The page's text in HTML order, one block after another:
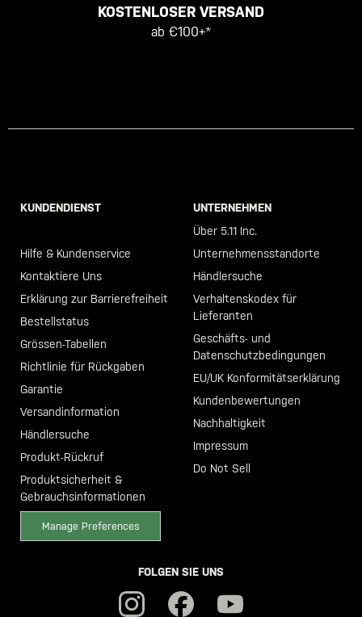
KOSTENLOSER VERSAND
ab €100+*
KUNDENDIENST
Hilfe & Kundenservice
Kontaktiere Uns
Erklärung zur Barrierefreiheit
Bestellstatus
Grössen-Tabellen
Richtlinie für Rückgaben
Garantie
Versandinformation
Händlersuche
Produkt-Rückruf
Produktsicherheit &
Gebrauchsinformationen
Manage Preferences
UNTERNEHMEN
Über 5.11 Inc.
Unternehmensstandorte
Händlersuche
Verhaltenskodex für
Lieferanten
Geschäfts- und
Datenschutzbedingungen
EU/UK Konformitätserklärung
Kundenbewertungen
Nachhaltigkeit
Impressum
Do Not Sell
FOLGEN SIE UNS